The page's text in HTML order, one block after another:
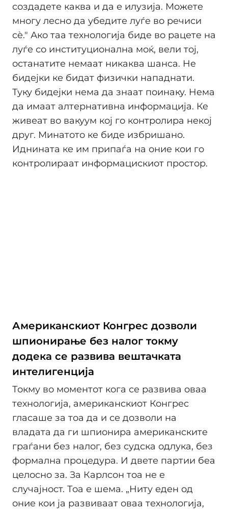
создадете каква и да е илузија. Можете
многу лесно да убедите луѓе во речиси
сè." Ако таа технологија биде во рацете на
луѓе со институционална моќ, вели тој,
останатите немаат никаква шанса. Не
бидејки ке бидат физички нападнати.
Туку бидејки нема да знаат поинаку. Нема
да имаат алтернативна информација. Ке
живеат во вакуум кој го контролира некој
друг. Минатото ке биде избришано.
Иднината ке им припаѓа на оние кои го
контролираат информацискиот простор.
Американскиот Конгрес дозволи
шпионирање без налог токму
додека се развива вештачката
интелигенција
Токму во моментот кога се развива оваа
технологија, американскиот Конгрес
гласаше за тоа да и се дозволи на
владата да ги шпионира американските
граѓани без налог, без судска одлука, без
формална процедура. И двете партии беа
целосно за. За Карлсон тоа не е
случајност. Тоа е шема. „Ниту еден од
оние кои ја развиваат оваа технологија,